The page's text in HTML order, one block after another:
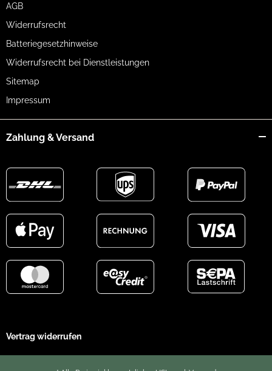
AGB
Widerrufsrecht
Batteriegesetzhinweise
Widerrufsrecht bei Dienstleistungen
Sitemap
Impressum
Zahlung & Versand
Vertrag widerrufen